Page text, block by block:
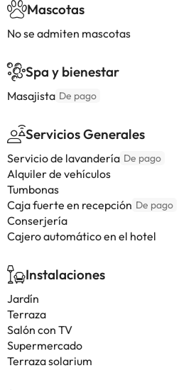
Mascotas
No se admiten mascotas
Spa y bienestar
Masajista De pago
Servicios Generales
Servicio de lavandería De pago
Alquiler de vehículos
Tumbonas
Caja fuerte en recepción De pago
Conserjería
Cajero automático en el hotel
Instalaciones
Jardín
Terraza
Salón con TV
Supermercado
Terraza solarium